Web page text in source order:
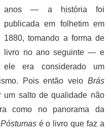
anos — a história foi
publicada em folhetim em
1880, tomando a forma de
livro no ano seguinte — e
ele era considerado um
Pois então veio Brás
um salto de qualidade não
como no panorama da
é o livro que faz a